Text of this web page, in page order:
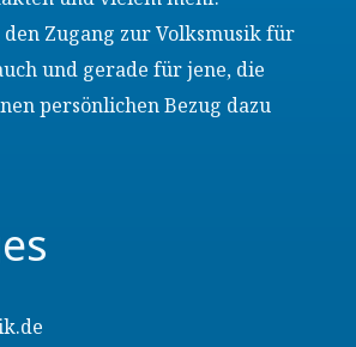
den Zugang zur Volksmusik für
und gerade für jene, die
persönlichen Bezug dazu